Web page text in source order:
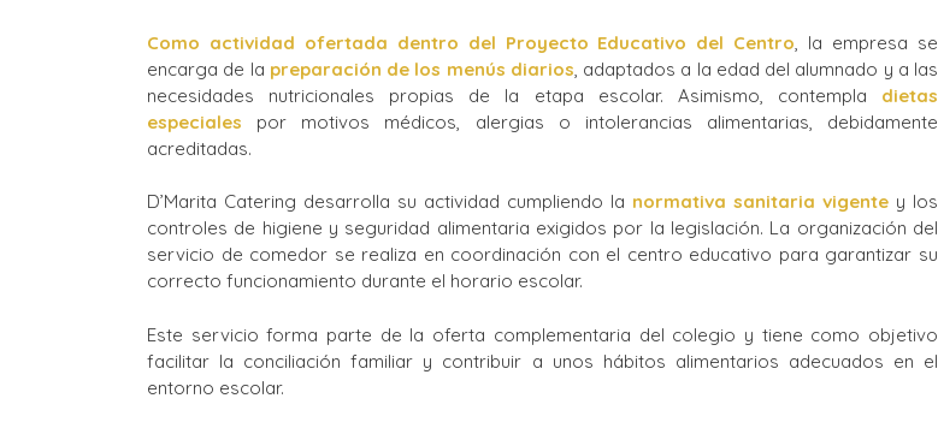
Vocación lasaliana
Como actividad ofertada dentro del Proyecto Educativo del Centro , la empresa se
encarga de la preparación de los menús diarios , adaptados a la edad del alumnado y a las
necesidades nutricionales propias de la etapa escolar. Asimismo, contempla dietas
especiales por motivos médicos, alergias o intolerancias alimentarias, debidamente
acreditadas.
D’Marita Catering desarrolla su actividad cumpliendo la normativa sanitaria vigente y los
controles de higiene y seguridad alimentaria exigidos por la legislación. La organización del
servicio de comedor se realiza en coordinación con el centro educativo para garantizar su
correcto funcionamiento durante el horario escolar.
Este servicio forma parte de la oferta complementaria del colegio y tiene como objetivo
facilitar la conciliación familiar y contribuir a unos hábitos alimentarios adecuados en el
entorno escolar.